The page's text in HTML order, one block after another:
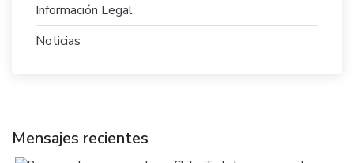
Información Legal
Noticias
Mensajes recientes